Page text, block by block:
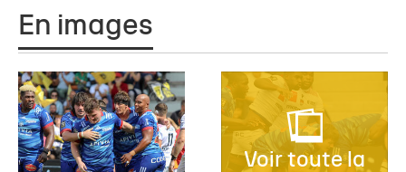
En images
Voir toute la